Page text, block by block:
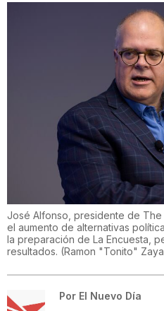
José Alfonso, presidente de
el aumento de alternativas
la preparación de La Encuesta,
resultados. (Ramon "Tonito"
Por El Nuevo Día